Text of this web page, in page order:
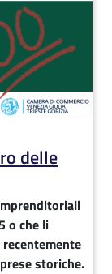
delle
o che li
storiche.